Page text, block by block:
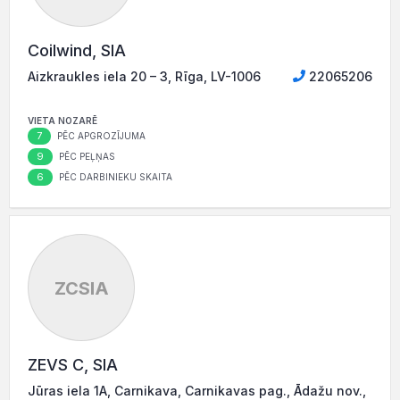
Coilwind, SIA
Aizkraukles iela 20 – 3, Rīga, LV-1006 22065206
VIETA NOZARĒ
7 PĒC APGROZĪJUMA
9 PĒC PEĻŅAS
6 PĒC DARBINIEKU SKAITA
ZCSIA
ZEVS C, SIA
Jūras iela 1A, Carnikava, Carnikavas pag., Ādažu nov.,